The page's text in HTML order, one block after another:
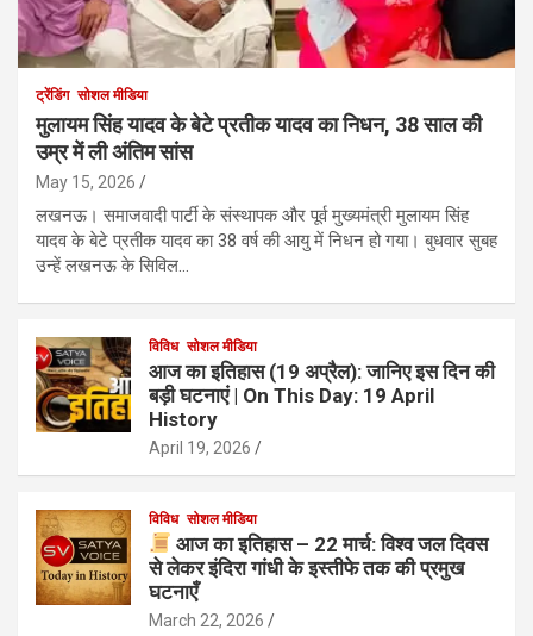
ट्रेंडिंग सोशल मीडिया
मुलायम सिंह यादव के बेटे प्रतीक यादव का निधन, 38 साल की
उम्र में ली अंतिम सांस
May 15, 2026
लखनऊ। समाजवादी पार्टी के संस्थापक और पूर्व मुख्यमंत्री मुलायम सिंह
यादव के बेटे प्रतीक यादव का 38 वर्ष की आयु में निधन हो गया। बुधवार सुबह
उन्हें लखनऊ के सिविल…
विविध सोशल मीडिया
आज का इतिहास (19 अप्रैल): जानिए इस दिन की
बड़ी घटनाएं | On This Day: 19 April
History
April 19, 2026
विविध सोशल मीडिया
आज का इतिहास – 22 मार्च: विश्व जल दिवस
से लेकर इंदिरा गांधी के इस्तीफे तक की प्रमुख
घटनाएँ
March 22, 2026